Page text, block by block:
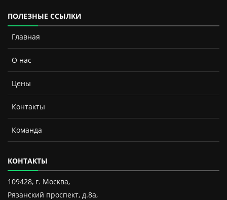
ПОЛЕЗНЫЕ ССЫЛКИ
Главная
О нас
Цены
Контакты
Команда
КОНТАКТЫ
109428, г. Москва,
Рязанский проспект, д.8а,